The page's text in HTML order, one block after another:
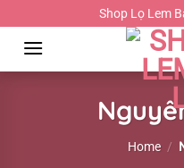
đến
dung
Shop Lọ Lem
Home /